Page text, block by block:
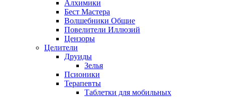
Алхимики
Бест Мастера
Волшебники Общие
Повелители Иллюзий
Цензоры
Целители
Друиды
Зелья
Псионики
Терапевты
Таблетки для мобильных